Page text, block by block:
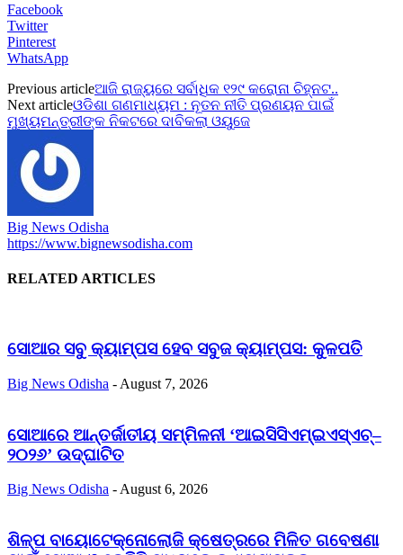
Facebook
Twitter
Pinterest
WhatsApp
Previous articleଆଜି ରାଜ୍ୟରେ ସର୍ବାଧିକ ୧୨୯ କରୋନା ଚିହ୍ନଟ..
Next articleଓଡିଶା ଗଣମାଧ୍ୟମ : ନୂତନ ନୀତି ପ୍ରଣୟନ ପାଇଁ
ମୁଖ୍ୟମନ୍ତ୍ରୀଙ୍କ ନିକଟରେ ଦାବିକଲା ଓୟୁଜେ
Big News Odisha
https://www.bignewsodisha.com
RELATED ARTICLES
ସୋଆର ସବୁ କ୍ୟାମ୍ପସ ହେବ ସବୁଜ କ୍ୟାମ୍ପସ: କୁଳପତି
Big News Odisha - August 7, 2026
ସୋଆରେ ଆନ୍ତର୍ଜାତୀୟ ସମ୍ମିଳନୀ ‘ଆଇସିସିଏମ୍‌ଇଏସ୍‌ଏଚ୍‌–
୨୦୨୬’ ଉଦ୍‌ଘାଟିତ
Big News Odisha - August 6, 2026
ଶିଳ୍ପ ବାୟୋଟେକ୍ନୋଲୋଜି କ୍ଷେତ୍ରରେ ମିଳିତ ଗବେଷଣା